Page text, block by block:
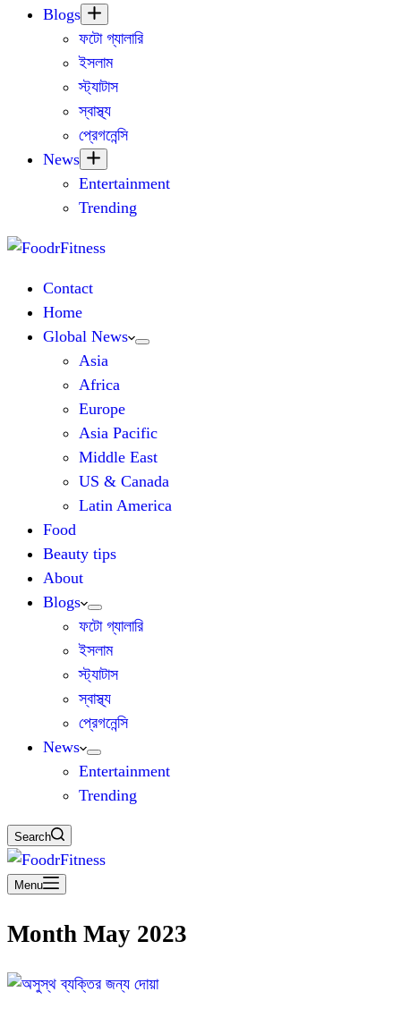
Blogs
ফটো গ্যালারি
ইসলাম
স্ট্যাটাস
স্বাস্থ্য
প্রেগনেন্সি
News
Entertainment
Trending
Contact
Home
Global News
Asia
Africa
Europe
Asia Pacific
Middle East
US & Canada
Latin America
Food
Beauty tips
About
Blogs
ফটো গ্যালারি
ইসলাম
স্ট্যাটাস
স্বাস্থ্য
প্রেগনেন্সি
News
Entertainment
Trending
Search
Menu
Month May 2023